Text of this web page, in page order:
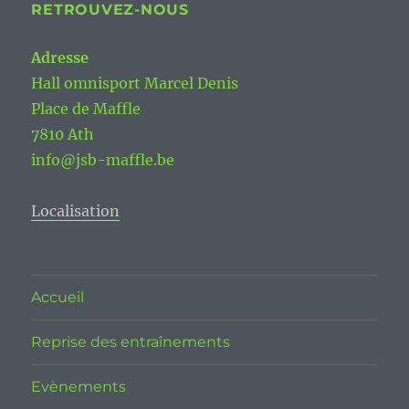
RETROUVEZ-NOUS
Adresse
Hall omnisport Marcel Denis
Place de Maffle
7810 Ath
info@jsb-maffle.be
Localisation
Accueil
Reprise des entraînements
Evènements